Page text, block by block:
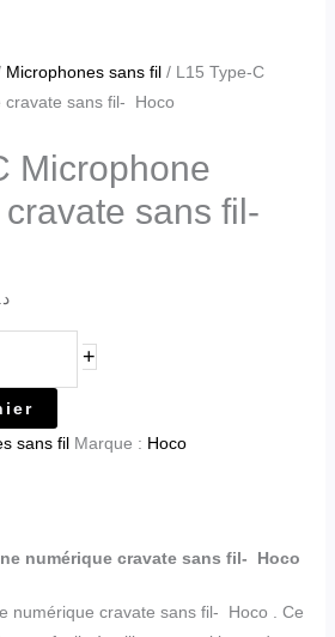
Microphones sans fil/ L15 Type-C
cravate sans fil- Hoco
Microphone
sans fil-
+
sans fil Marque : Hoco
numérique cravate sans fil- Hoco
numérique cravate sans fil- Hoco . Ce